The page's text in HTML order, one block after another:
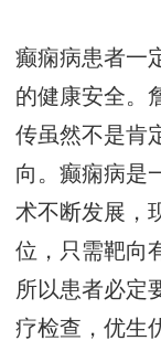
癫痫病患者一
的健康安全。
传虽然不是肯
向。癫痫病是
术不断发展，
位，只需靶向
所以患者必定
疗检查，优生